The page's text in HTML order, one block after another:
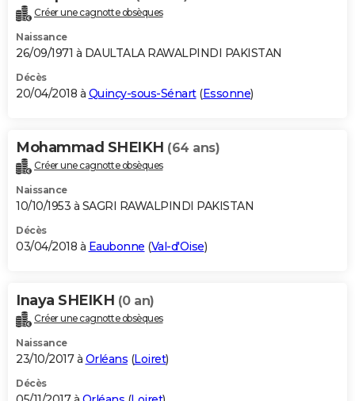
Créer une cagnotte obsèques
Naissance
26/09/1971 à DAULTALA RAWALPINDI PAKISTAN
Décès
20/04/2018 à Quincy-sous-Sénart(Essonne)
Mohammad SHEIKH (64 ans)
Créer une cagnotte obsèques
Naissance
10/10/1953 à SAGRI RAWALPINDI PAKISTAN
Décès
03/04/2018 à Eaubonne (Val-d'Oise)
Inaya SHEIKH (0 an)
Créer une cagnotte obsèques
Naissance
23/10/2017 à Orléans (Loiret)
Décès